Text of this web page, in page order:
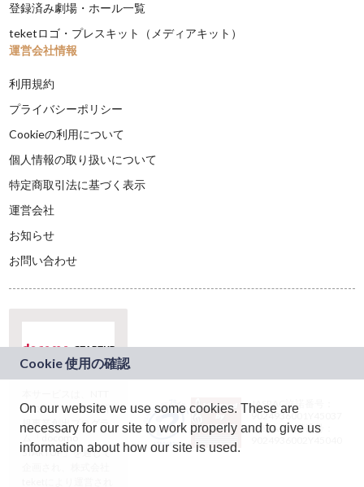
登録済み劇場・ホール一覧
teketロゴ・プレスキット（メディアキット）
運営会社情報
利用規約
プライバシーポリシー
Cookieの利用について
個人情報の取り扱いについて
特定商取引法に基づく表示
運営会社
お知らせ
お問い合わせ
ドコモグループの新
規事業創出プログラ
ム「docomo
STARTUP」を通じて
JASRAC許諾番号：
9024936001Y45037
JASRAC許諾番号：
On our website we use some cookies. These are
necessary for our site to work properly and to give us
information about how our site is used.